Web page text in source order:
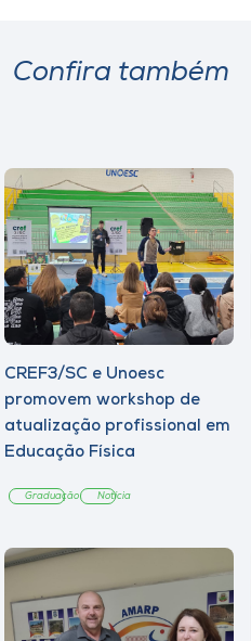
Confira também
CREF3/SC e Unoesc
promovem workshop de
atualização profissional em
Educação Física
Graduação Notícia